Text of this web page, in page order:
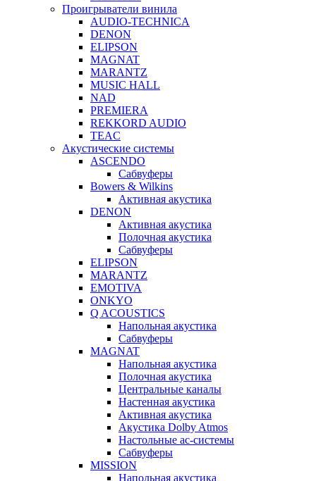
Проигрыватели винила
AUDIO-TECHNICA
DENON
ELIPSON
MAGNAT
MARANTZ
MUSIC HALL
NAD
PREMIERA
REKKORD AUDIO
TEAC
Акустические системы
ASCENDO
Сабвуферы
Bowers & Wilkins
Активная акустика
DENON
Активная акустика
Полочная акустика
Сабвуферы
ELIPSON
MARANTZ
EMOTIVA
ONKYO
Q ACOUSTICS
Напольная акустика
Сабвуферы
MAGNAT
Напольная акустика
Полочная акустика
Центральные каналы
Настенная акустика
Активная акустика
Акустика Dolby Atmos
Настольные ас-системы
Сабвуферы
MISSION
Напольная акустика